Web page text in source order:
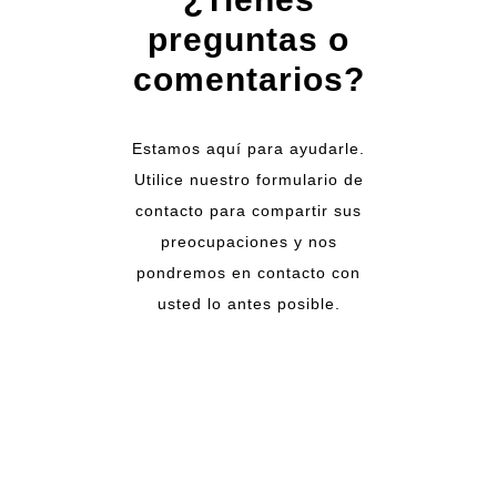
preguntas o
comentarios?
Estamos aquí para ayudarle.
Utilice nuestro formulario de
contacto para compartir sus
preocupaciones y nos
pondremos en contacto con
usted lo antes posible.